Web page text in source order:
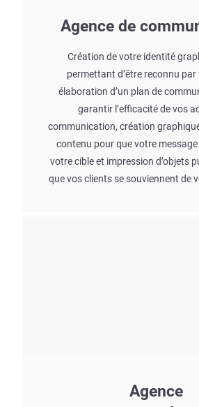
Agence de
Création de votre identité
permettant d’être reconnu par
élaboration d’un plan de
garantir l’efficacité de vos
communication, création
contenu pour que votre
votre cible et impression d’objets
que vos clients se souviennent de
Agence